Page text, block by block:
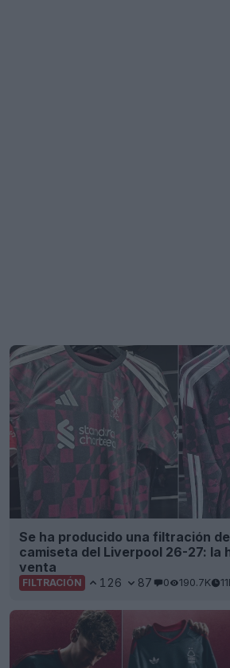
Se ha producido una filtración
camiseta del Liverpool 26-27: la
venta
FILTRACIÓN 126 87 0 190.7K